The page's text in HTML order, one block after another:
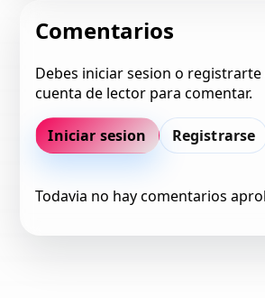
Comentarios
Debes iniciar sesion o registrarte
cuenta de lector para comentar.
Iniciar sesion Registrarse
Todavia no hay comentarios